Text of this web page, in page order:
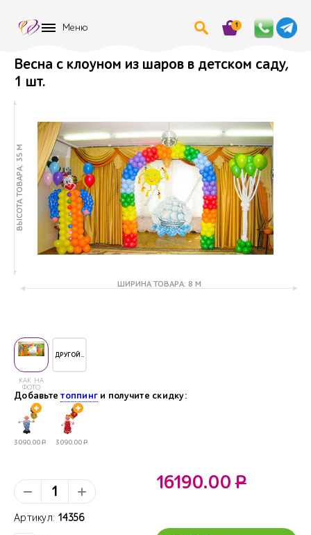
Меню 1
Весна с клоуном из шаров в детском саду,
1 шт.
ВЫСОТА ТОВАРА: 35 М
ШИРИНА ТОВАРА: 8 М
КАК НА
ФОТО
ДРУГОЙ..
Добавьтетоппинг и получите скидку:
3090.00Р 3090.00Р
Артикул: 14356
16190.00 Р